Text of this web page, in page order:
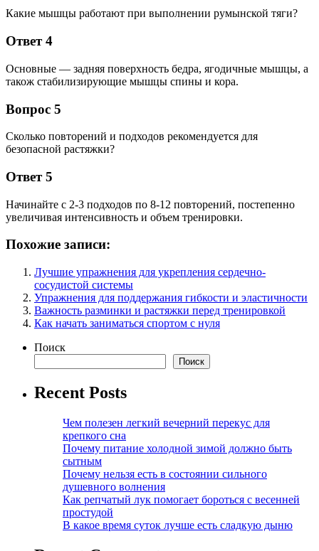
Какие мышцы работают при выполнении румынской тяги?
Ответ 4
Основные — задняя поверхность бедра, ягодичные мышцы, а
також стабилизирующие мышцы спины и кора.
Вопрос 5
Сколько повторений и подходов рекомендуется для
безопасной растяжки?
Ответ 5
Начинайте с 2-3 подходов по 8-12 повторений, постепенно
увеличивая интенсивность и объем тренировки.
Похожие записи:
Лучшие упражнения для укрепления сердечно-
сосудистой системы
Упражнения для поддержания гибкости и эластичности
Важность разминки и растяжки перед тренировкой
Как начать заниматься спортом с нуля
Поиск
Поиск
Recent Posts
Чем полезен легкий вечерний перекус для
крепкого сна
Почему питание холодной зимой должно быть
сытным
Почему нельзя есть в состоянии сильного
душевного волнения
Как репчатый лук помогает бороться с весенней
простудой
В какое время суток лучше есть сладкую дыню